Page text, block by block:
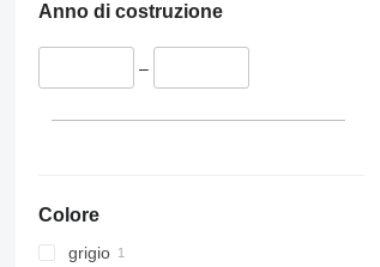
Anno di costruzione
–
Colore
grigio